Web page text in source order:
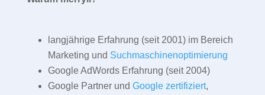
langjährige Erfahrung (seit 2001) im Bereich
Marketing und Suchmaschinenoptimierung
Google AdWords Erfahrung (seit 2004)
Google Partner und Google zertifiziert,